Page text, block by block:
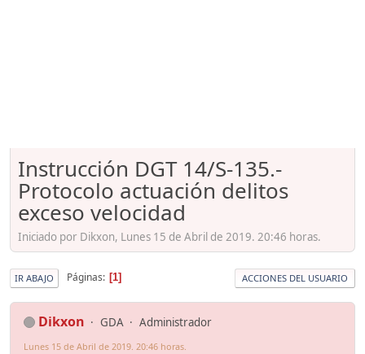
Instrucción DGT 14/S-135.-
Protocolo actuación delitos
exceso velocidad
Iniciado por Dikxon, Lunes 15 de Abril de 2019. 20:46 horas.
IR ABAJO Páginas 1 ACCIONES DEL USUARIO
Dikxon GDA Administrador
Lunes 15 de Abril de 2019. 20:46 horas.